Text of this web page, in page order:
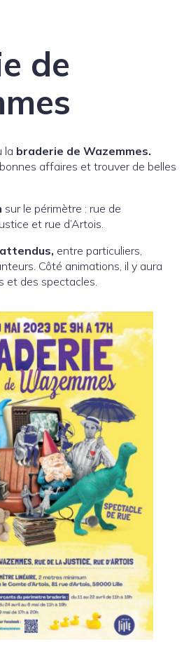
de
la braderie de Wazemmes.
affaires et trouver de belles
sur le périmètre : rue de
et rue d’Artois.
entre particuliers,
Côté animations, il y aura
et des spectacles.